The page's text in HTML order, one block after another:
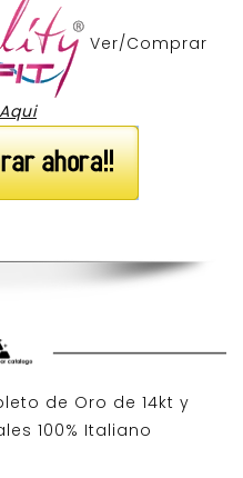
Ver/Comprar
de Oro de 14kt y
100% Italiano